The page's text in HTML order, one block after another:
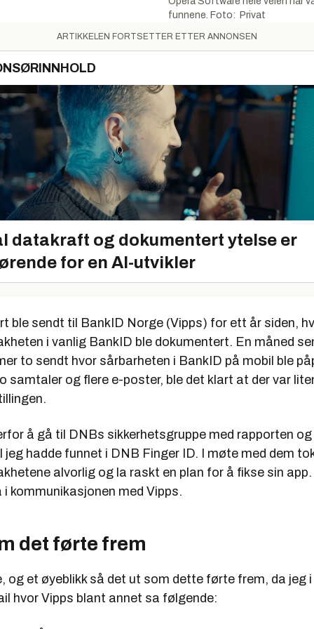
funnene. Foto: Privat
ARTIKKELEN FORTSETTER ETTER ANNONSEN
datakraft og dokumentert ytelse er
for en AI-utvikler
ble sendt til BankID Norge (Vipps) for ett år siden,
i vanlig BankID ble dokumentert. En måned
to sendt hvor sårbarheten i BankID på mobil ble
samtaler og flere e-poster, ble det klart at der var
å gå til DNBs sikkerhetsgruppe med rapporten
jeg hadde funnet i DNB Finger ID. I møte med dem
alvorlig og la raskt en plan for å fikse sin
i kommunikasjonen med Vipps.
det førte frem
og et øyeblikk så det ut som dette førte frem, da jeg
hvor Vipps blant annet sa følgende: